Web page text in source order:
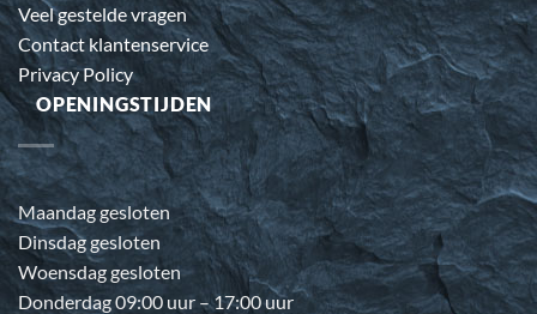
Veel gestelde vragen
Contact klantenservice
Privacy Policy
OPENINGSTIJDEN
Maandag gesloten
Dinsdag gesloten
Woensdag gesloten
Donderdag 09:00 uur – 17:00 uur